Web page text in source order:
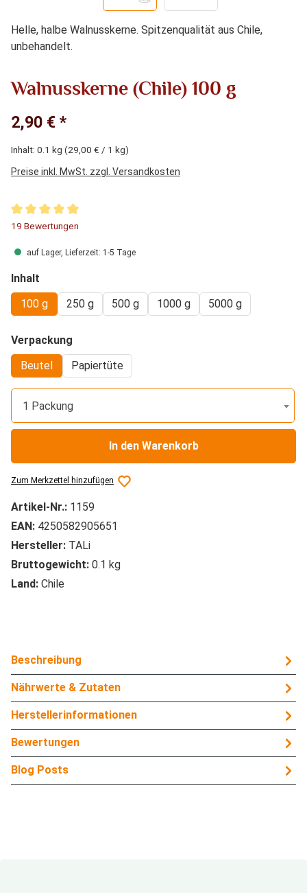
Helle, halbe Walnusskerne. Spitzenqualität aus Chile,
unbehandelt.
Walnusskerne (Chile) 100 g
2,90 € *
Inhalt: 0.1 kg (29,00 € / 1 kg)
Preise inkl. MwSt. zzgl. Versandkosten
Durchschnittliche Bewertung von 4.92 von 5 Sternen
19 Bewertungen
auf Lager, Lieferzeit: 1-5 Tage
Inhalt
100 g
250 g 500 g 1000 g 5000 g
Verpackung
Beutel
Papiertüte
1 Packung
In den Warenkorb
Zum Merkzettel hinzufügen
Artikel-Nr.: 1159
EAN: 4250582905651
Hersteller: TALi
Bruttogewicht: 0.1 kg
Land: Chile
Beschreibung
Nährwerte & Zutaten
Herstellerinformationen
Bewertungen
Blog Posts